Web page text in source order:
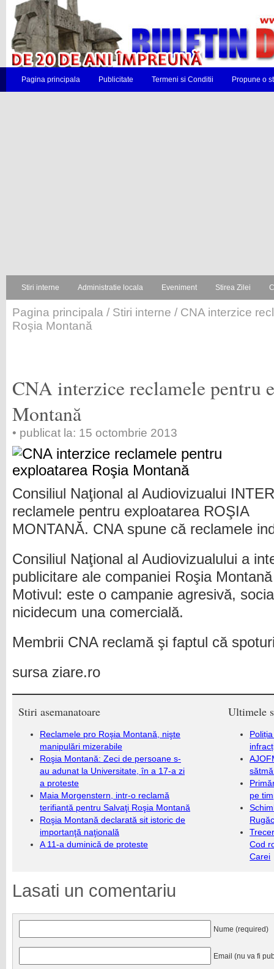
Pagina principala Publicitate Termeni si Conditii Propune o
Stiri interne Administratie locala Eveniment Stirea Zilei
Pagina principala / Stiri interne / CNA interzice
Roşia Montană
CNA interzice reclamele pentru
Montană
• publicat la: 15 octombrie 2013
Consiliul Naţional al Audiovizualui
reclamele pentru exploatarea ROŞIA
MONTANĂ. CNA spune că reclamele
Consiliul Naţional al Audiovizualului a
publicitare ale companiei Roşia
Motivul: este o campanie agresivă,
nicidecum una comercială.
Membrii CNA reclamă şi faptul că
sursa ziare.ro
Stiri asemanatoare
Reclamele pro Roşia Montană, nişte
manipulări mizerabile
Roşia Montană: Zeci de persoane s-
au adunat la Universitate, în a 17-a zi
a proteste
Maia Morgenstern, intr-o reclamă
terifiantă pentru Salvaţi Roşia Montană
Roşia Montană declarată sit istoric de
importanţă naţională
A 11-a duminică de proteste
Ultimele
pe
Cod
Carei
Lasati un comentariu
Nume (required)
Email (nu va fi